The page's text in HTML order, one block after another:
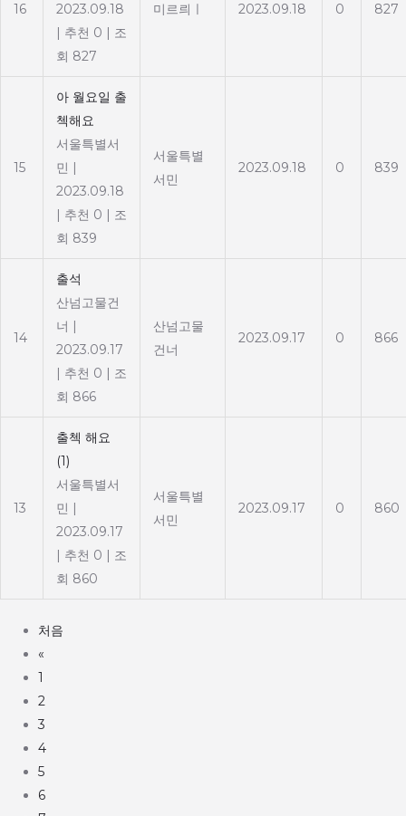
16
2023.09.18
| 추천 0 | 조
회 827
미르릐ㅣ 2023.09.18 0 827
15
아 월요일 출
첵해요
서울특별서
민 |
2023.09.18
| 추천 0 | 조
회 839
서울특별
서민
2023.09.18 0 839
14
출석
산넘고물건
너 |
2023.09.17
| 추천 0 | 조
회 866
산넘고물
건너
2023.09.17 0 866
13
출첵 해요
(1)
서울특별서
민 |
2023.09.17
| 추천 0 | 조
회 860
서울특별
서민
2023.09.17 0 860
처음
«
1
2
3
4
5
6